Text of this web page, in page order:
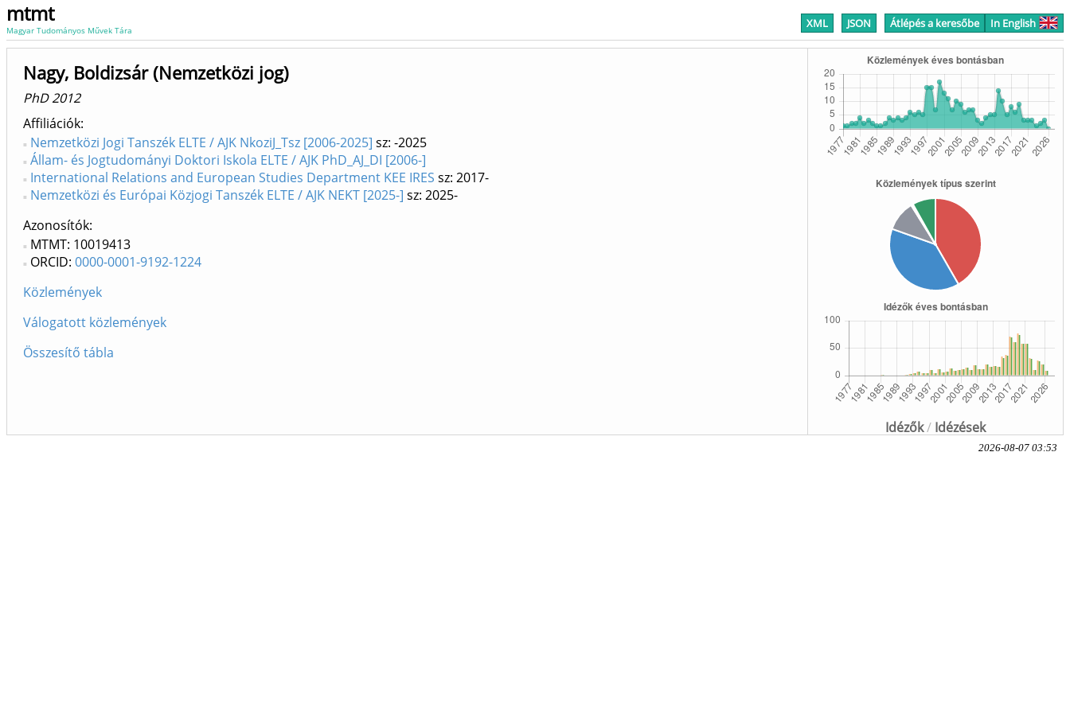
mtmt
Magyar Tudományos Művek Tára XML JSON Átlépés a keresőbe In English
Idézők/ Idézések
Nagy, Boldizsár (Nemzetközi jog)
PhD 2012
Affiliációk
Nemzetközi Jogi Tanszék ELTE / AJK NkoziJ_Tsz [2006-2025] sz: -2025
Állam- és Jogtudományi Doktori Iskola ELTE / AJK PhD_AJ_DI [2006-]
International Relations and European Studies Department KEE IRES sz: 2017-
Nemzetközi és Európai Közjogi Tanszék ELTE / AJK NEKT [2025-] sz: 2025-
Azonosítók
MTMT: 10019413
ORCID: 0000-0001-9192-1224
Közlemények
Válogatott közlemények
Összesítő tábla
2026-08-07 03:53